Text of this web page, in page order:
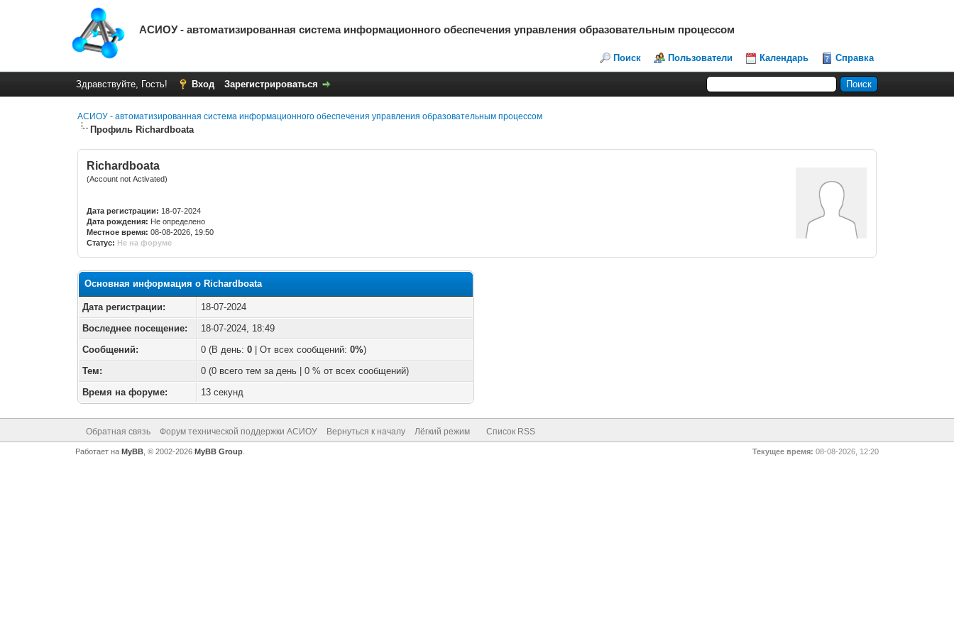
АСИОУ - автоматизированная система информационного обеспечения управления образовательным процессом
Поиск Пользователи Календарь Справка
Здравствуйте, Гость! Вход Зарегистрироваться
АСИОУ - автоматизированная система информационного обеспечения управления образовательным процессом
Профиль Richardboata
Richardboata
(Account not Activated)
Дата регистрации: 18-07-2024
Дата рождения: Не определено
Местное время: 08-08-2026, 19:50
Статус: Не на форуме
Основная информация о Richardboata
Дата регистрации:
18-07-2024
Воследнее посещение:
18-07-2024, 18:49
Сообщений:
0 (В день:0 | От всех сообщений:0%)
Тем:
0 (0 всего тем за день | 0 % от всех сообщений)
Время на форуме:
13 секунд
Обратная связь Форум технической поддержки АСИОУ Вернуться к началу Лёгкий режим Список RSS
Текущее время: 08-08-2026, 12:20
Работает на MyBB, © 2002-2026 MyBB Group.